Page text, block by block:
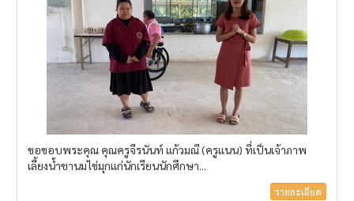
ขอขอบพระคุณ คุณครูจีรนันท์ แก้วมณี (ครูแนน) ที่เป็นเจ้าภาพ
เลี้ยงน้ำชานมไข่มุกแก่นักเรียนนักศึกษา...
รายละเอียด